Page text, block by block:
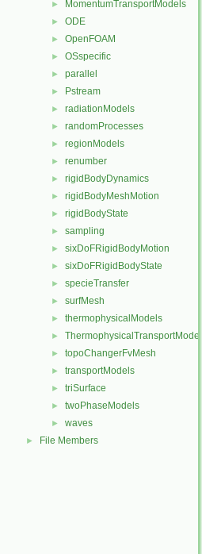
► MomentumTransportModels
► ODE
► OpenFOAM
► OSspecific
► parallel
► Pstream
► radiationModels
► randomProcesses
► regionModels
► renumber
► rigidBodyDynamics
► rigidBodyMeshMotion
► rigidBodyState
► sampling
► sixDoFRigidBodyMotion
► sixDoFRigidBodyState
► specieTransfer
► surfMesh
► thermophysicalModels
► ThermophysicalTransportModels
► topoChangerFvMesh
► transportModels
► triSurface
► twoPhaseModels
► waves
► File Members